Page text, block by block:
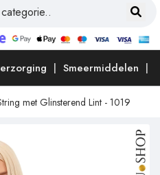
Smeermiddelen
met Glinsterend Lint - 1019